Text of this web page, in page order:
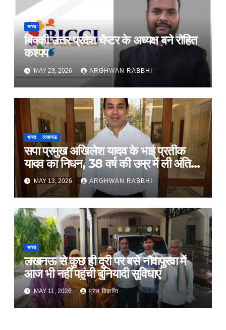
भारत
बिक्की उत्तर प्रदेश चैप्टर के अध्यक्ष बने रोहित
कश्यप
MAY 23, 2026 ARGHWAN RABBHI
भारत लखनऊ
सपा प्रमुख अखिलेश यादव के भाई प्रतीक
यादव का निधन, 38 वर्ष की उम्र में ली अंतिम
सांसMAY 13, 2026 ARGHWAN RABBHI
भारत
लखनऊ से कुछ ही दूरी पर बसे नौवापुरवा में
आज भी नहीं पहुंची बुनियादी सुविधाएं
MAY 11, 2026 प्रेस विज्ञप्ति